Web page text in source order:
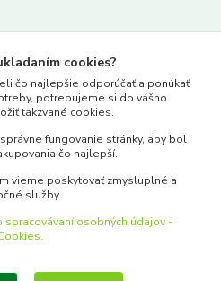
cookies?
čo najlepšie odporúčať a ponúkať
potrebujeme si do vášho
takzvané cookies.
fungovanie stránky, aby bol
čo najlepší.
vieme poskytovať zmysluplné a
služby.
spracovávaní osobných údajov -